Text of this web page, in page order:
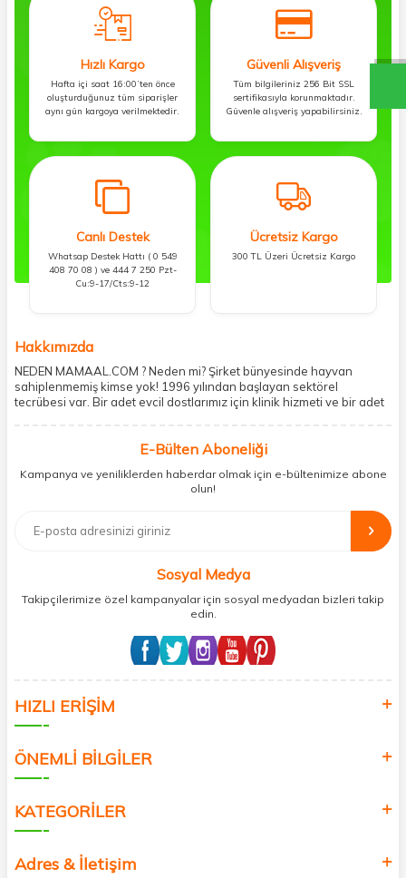
Hızlı Kargo
Hafta içi saat 16:00’ten önce
oluşturduğunuz tüm siparişler
aynı gün kargoya verilmektedir.
Güvenli Alışveriş
Tüm bilgileriniz 256 Bit SSL
sertifikasıyla korunmaktadır.
Güvenle alışveriş yapabilirsiniz.
Canlı Destek
Whatsap Destek Hattı ( 0 549
408 70 08 ) ve 444 7 250 Pzt-
Cu:9-17/Cts:9-12
Ücretsiz Kargo
300 TL Üzeri Ücretsiz Kargo
Hakkımızda
NEDEN MAMAAL.COM ? Neden mi? Şirket bünyesinde hayvan
sahiplenmemiş kimse yok! 1996 yılından başlayan sektörel
tecrübesi var. Bir adet evcil dostlarımız için klinik hizmeti ve bir adet
mobil şubesi ile tüketicilerine en hızlı ve güvenilir teslimatı garanti
etmektedir. Havale-EFT ve kredi kartı gibi ödeme seçenekleri ile
müşterilerini ödeme hususunda imkan sağlamıştır. Sosyal
sorumluluğu kesinlikle es geçmeyerek, mamaal.com üzerinden satışı
yapılan her ürün için sokak hayvanlarına aylık ve düzenli olarak
bağış işlemi gerçekleştirmektedir.
E-Bülten Aboneliği
Kampanya ve yeniliklerden haberdar olmak için e-bültenimize abone
olun!
Sosyal Medya
Takipçilerimize özel kampanyalar için sosyal medyadan bizleri takip
edin.
HIZLI ERİŞİM
ÖNEMLİ BİLGİLER
KATEGORİLER
Adres & İletişim